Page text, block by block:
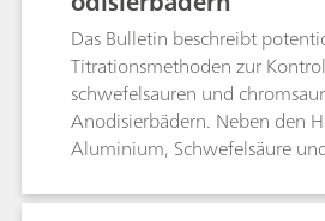
Das Bulletin beschreibt
Titrationsmethoden zur
schwefelsauren und
Anodisierbädern. Neben den
Aluminium, Schwefelsäure
bestimmt.